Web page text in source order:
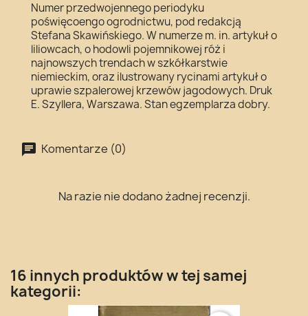
Numer przedwojennego periodyku
poświęcoengo ogrodnictwu, pod redakcją
Stefana Skawińskiego. W numerze m. in. artykuł o
liliowcach, o hodowli pojemnikowej róż i
najnowszych trendach w szkółkarstwie
niemieckim, oraz ilustrowany rycinami artykuł o
uprawie szpalerowej krzewów jagodowych. Druk
E. Szyllera, Warszawa. Stan egzemplarza dobry.
Komentarze (0)
Na razie nie dodano żadnej recenzji.
16 innych produktów w tej samej
kategorii: